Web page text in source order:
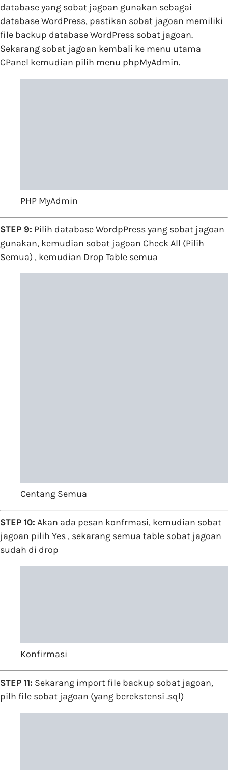
database yang sobat jagoan gunakan sebagai
database WordPress, pastikan sobat jagoan memiliki
file backup database WordPress sobat jagoan.
Sekarang sobat jagoan kembali ke menu utama
CPanel kemudian pilih menu phpMyAdmin.
PHP MyAdmin
STEP 9: Pilih database WordpPress yang sobat jagoan
gunakan, kemudian sobat jagoan Check All (Pilih
Semua) , kemudian Drop Table semua
Centang Semua
STEP 10: Akan ada pesan konfrmasi, kemudian sobat
jagoan pilih Yes , sekarang semua table sobat jagoan
sudah di drop
Konfirmasi
STEP 11: Sekarang import file backup sobat jagoan,
pilh file sobat jagoan (yang berekstensi .sql)